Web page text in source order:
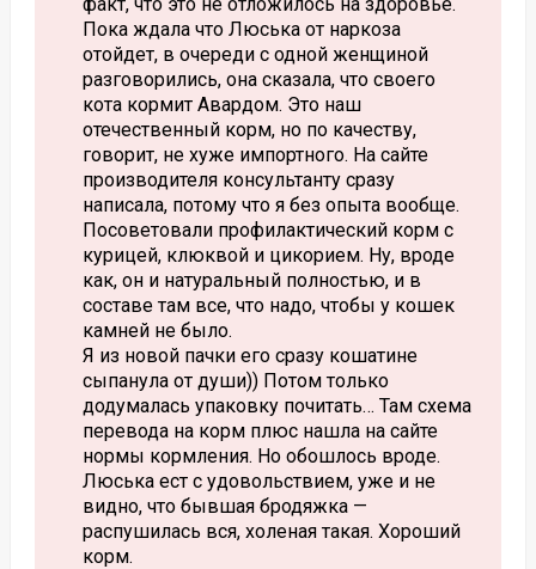
Пока ждала что Люська от наркоза
отойдет, в очереди с одной женщиной
разговорились, она сказала, что своего
кота кормит Авардом. Это наш
отечественный корм, но по качеству,
говорит, не хуже импортного. На сайте
производителя консультанту сразу
написала, потому что я без опыта вообще.
Посоветовали профилактический корм с
курицей, клюквой и цикорием. Ну, вроде
как, он и натуральный полностью, и в
составе там все, что надо, чтобы у кошек
камней не было.
Я из новой пачки его сразу кошатине
сыпанула от души)) Потом только
додумалась упаковку почитать… Там схема
перевода на корм плюс нашла на сайте
нормы кормления. Но обошлось вроде.
Люська ест с удовольствием, уже и не
видно, что бывшая бродяжка —
распушилась вся, холеная такая. Хороший
корм.